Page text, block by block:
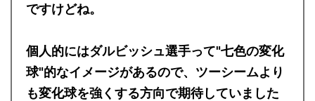
ですけどね。
個人的にはダルビッシュ選手って"七色の変化
球"的なイメージがあるので、ツーシームより
も変化球を強くする方向で期待していました